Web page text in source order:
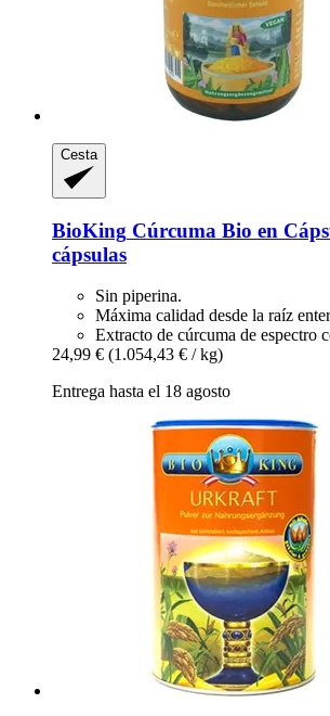
Cesta
BioKing Cúrcuma Bio en
cápsulas
Sin piperina.
Máxima calidad desde la raíz
Extracto de cúrcuma de espectro
24,99 € (1.054,43 € / kg)
Entrega hasta el 18 agosto